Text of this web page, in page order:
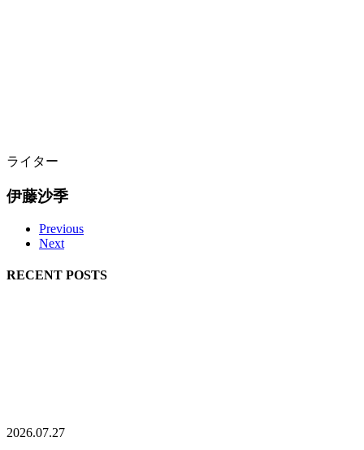
ライター
伊藤沙季
Previous
Next
RECENT POSTS
2026.07.27